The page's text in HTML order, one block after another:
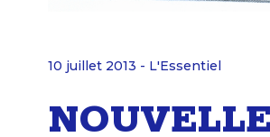
10 juillet 2013 - L'Essentiel
NOUVELLE